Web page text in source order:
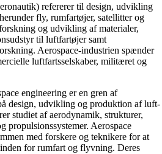
refererer til design, udvikling
fly, rumfartøjer, satellitter og
og udvikling af materialer,
til luftfartøjer samt
Aerospace-industrien spænder
luftfartsselskaber, militæret og
engineering er en gren af
design, udvikling og produktion af luft-
studiet af aerodynamik, strukturer,
propulsionssystemer. Aerospace
med forskere og teknikere for at
for rumfart og flyvning. Deres